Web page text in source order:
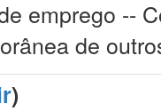
emprego --
de
)